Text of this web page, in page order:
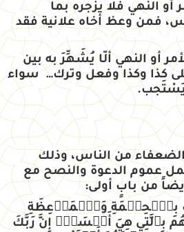
أو النهي فلا يزجره بما
فمن وعظ أخاه علانية فقد
أو النهي ألّا يُشَهِّرَ به بين
كذا وكذا وفعل وترك… سواء
يَسْتَجب.
من الناس، وذلك
عموم الدعوة والنصح مع
من بابٍ أولى:
بِٱلۡحِكۡمَةِ وَٱلۡمَوۡعِظَةِ
هِيَ أَحۡسَنُۚ إِنَّ رَبَّكَ